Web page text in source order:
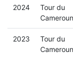
2024
Tour du
Cameroun
2023
Tour du
Cameroun